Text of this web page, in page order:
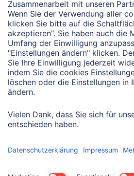
Hier findest du Antworten rund
Zubehör, von Datenrettung bis
fürs Netzteil.
Hama
Alle Hilfe Seiten